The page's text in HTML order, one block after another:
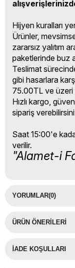
Hijyen kuralları
Ürünler,
zararsız yalıtım
paketlerinde buz
Teslimat
gibi hasarlara
75.00TL ve üzeri
Hızlı kargo,
sipariş
Saat 15:00'e
verilir.
"Alamet-i
YORUMLAR(0)
ÜRÜN ÖNERILERI
İADE KOŞULLARI